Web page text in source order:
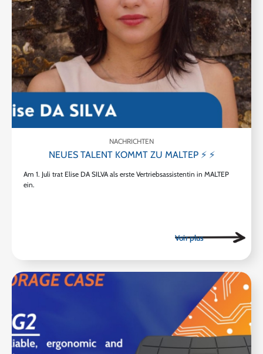
NACHRICHTEN
NEUES TALENT KOMMT ZU MALTEP ⚡ ⚡
Am 1. Juli trat Elise DA SILVA als erste Vertriebsassistentin in MALTEP
ein.